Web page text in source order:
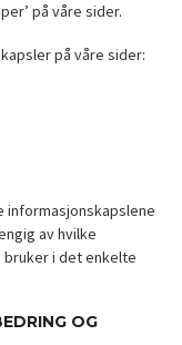
på våre sider.
på våre sider:
informasjonskapslene
av hvilke
bruker i det enkelte
OG